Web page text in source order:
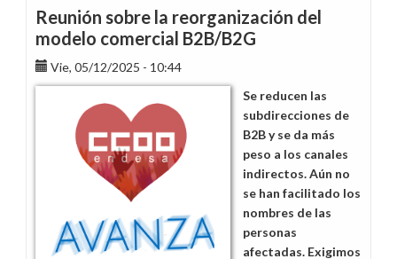
más
sin
respuestas
sobre
la
reorganización
B2B/B2C
Reunión sobre la reorganización del
modelo comercial B2B/B2G
Vie, 05/12/2025 - 10:44
Se reducen las
subdirecciones de
B2B y se da más
peso a los canales
indirectos. Aún no
se han facilitado los
nombres de las
personas
afectadas. Exigimos